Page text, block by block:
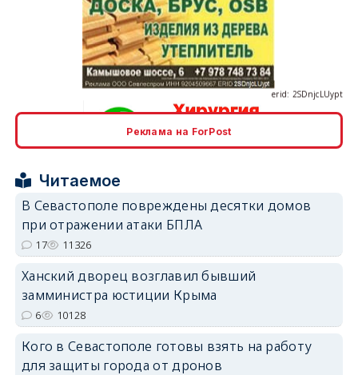
Реклама на ForPost
Читаемое
В Севастополе повреждены десятки домов
при отражении атаки БПЛА
17 11326
Ханский дворец возглавил бывший
замминистра юстиции Крыма
6 10128
Кого в Севастополе готовы взять на работу
для защиты города от дронов